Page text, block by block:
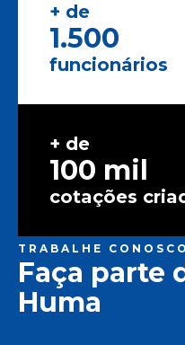
TRABALHE CONOSCO
Faça parte
Huma
+ de
1.500
funcionários
+ de
100 mil
cotações